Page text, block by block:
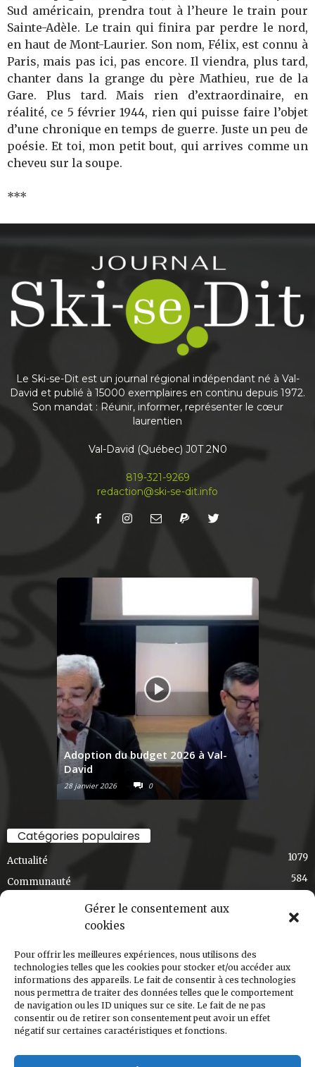
Gérer le consentement aux
cookies
Pour offrir les meilleures expériences, nous utilisons des
technologies telles que les cookies pour stocker et/ou accéder aux
informations des appareils. Le fait de consentir à ces technologies
nous permettra de traiter des données telles que le comportement
de navigation ou les ID uniques sur ce site. Le fait de ne pas
consentir ou de retirer son consentement peut avoir un effet
négatif sur certaines caractéristiques et fonctions.
Sud américain, prendra tout à l’heure le train pour
Sainte-Adèle. Le train qui finira par perdre le nord,
en haut de Mont-Laurier. Son nom, Félix, est connu à
Paris, mais pas ici, pas encore. Il viendra, plus tard,
chanter dans la grange du père Mathieu, rue de la
Gare. Plus tard. Mais rien d’extraordinaire, en
réalité, ce 5 février 1944, rien qui puisse faire l’objet
d’une chronique en temps de guerre. Juste un peu de
poésie. Et toi, mon petit bout, qui arrives comme un
cheveu sur la soupe.
***
Le Ski-se-Dit est un journal régional indépendant né à Val-
David et publié à 15000 exemplaires en continu depuis 1972.
Son mandat : Réunir, informer, représenter le cœur
laurentien
Val-David (Québec) J0T 2N0
819-321-9269
redaction@ski-se-dit.info
Adoption du budget 2026 à Val-
David
28 janvier 2026 0
Catégories populaires
Actualité 1079
Communauté 584
Choix de la rédaction 348
T'en souviens-tu, Val-David?
168
Ski-s'cuisine
Nouvelle édition